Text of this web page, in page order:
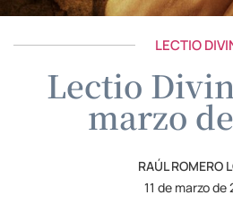
LECTIO
Lectio
marzo
RAÚL ROMERO
11 de marzo de